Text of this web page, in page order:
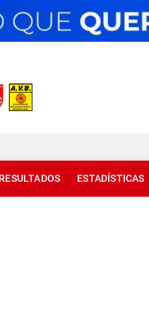
RESULTADOS ESTADÍSTICAS